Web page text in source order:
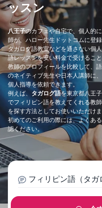
ッスン
八王子のカフェや自宅で、個人的に
師が、ハロー先生ドットコムに登
タガログ語教室などを通さない個
語レッスンを安い料金で受けること
教師のプロフィールを比較して、
のネイティブ先生や日本人講師に
個人指導を依頼できます。
例えば、 タガログ語を東京都八王
でフィリピン語を教えてくれる教
を探す方法としてお使いいただけま
初めてのご利用の際には、よくあ
認ください。
フィリピン語（タガ